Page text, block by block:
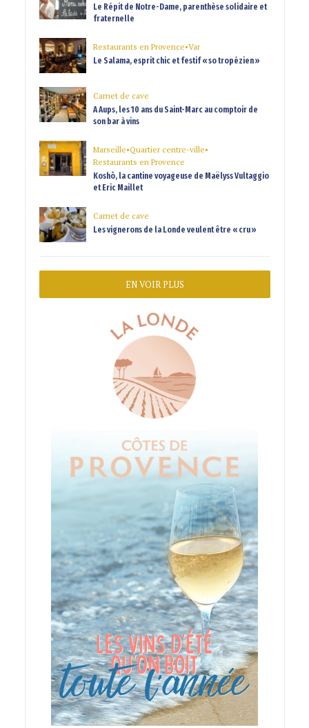
Le Répit de Notre-Dame, parenthèse solidaire et
fraternelle
Restaurants en Provence•Var
Le Salama, esprit chic et festif « so tropézien »
Carnet de cave
A Aups, les 10 ans du Saint-Marc au comptoir de
son bar à vins
Marseille•Quartier centre-ville•
Restaurants en Provence
Koshō, la cantine voyageuse de Maëlyss Vultaggio
et Eric Maillet
Carnet de cave
Les vignerons de la Londe veulent être « cru »
EN VOIR PLUS